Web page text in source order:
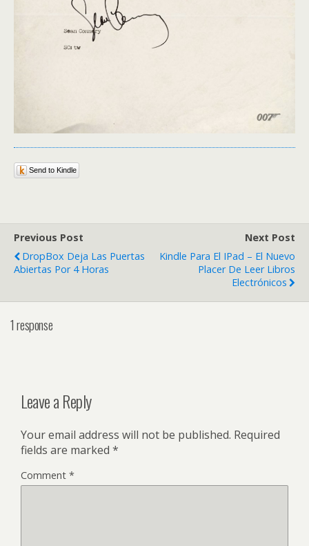
Send to Kindle
Previous Post
DropBox Deja Las Puertas
Abiertas Por 4 Horas
Next Post
Kindle Para El IPad – El Nuevo
Placer De Leer Libros
Electrónicos
1 response
Leave a Reply
Your email address will not be published. Required
fields are marked *
Comment *